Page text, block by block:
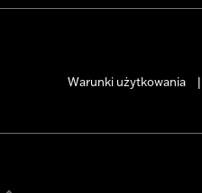
Warunki użytkowania